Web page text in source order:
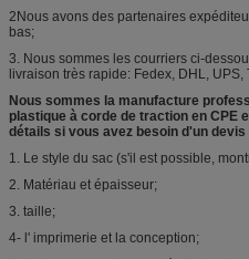
2Nous avons des partenaires
bas;
3. Nous sommes les courriers ci-
livraison très rapide: Fedex, DHL, UPS,
Nous sommes la manufacture
plastique à corde de traction en CPE
détails si vous avez besoin d'un
1. Le style du sac (s'il est possible,
2. Matériau et épaisseur;
3. taille;
4- l' imprimerie et la conception;